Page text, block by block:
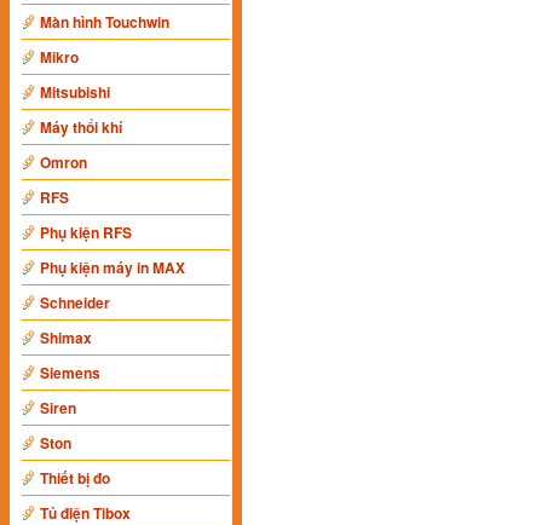
Màn hình Touchwin
Mikro
Mitsubishi
Máy thổi khí
Omron
RFS
Phụ kiện RFS
Phụ kiện máy in MAX
Schneider
Shimax
Siemens
Siren
Ston
Thiết bị đo
Tủ điện Tibox